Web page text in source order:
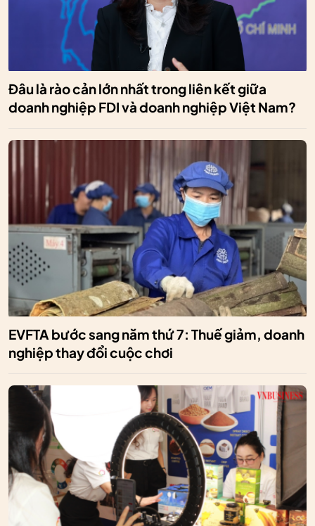
Đâu là rào cản lớn nhất trong liên kết giữa
doanh nghiệp FDI và doanh nghiệp Việt Nam?
EVFTA bước sang năm thứ 7: Thuế giảm, doanh
nghiệp thay đổi cuộc chơi